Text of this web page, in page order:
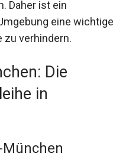
Daher ist ein
eine wichtige
zu verhindern.
Die
in